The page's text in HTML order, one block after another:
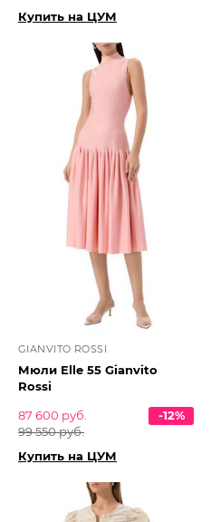
Купить на ЦУМ
GIANVITO ROSSI
Мюли Elle 55 Gianvito
Rossi
87 600 руб.
99 550 руб.
-12%
Купить на ЦУМ